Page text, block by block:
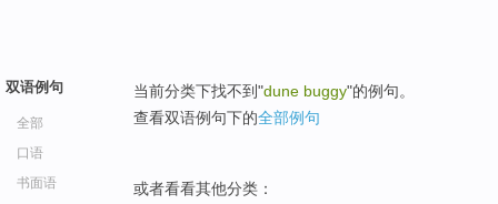
双语例句
全部
口语
书面语
当前分类下找不到"dune buggy"的例句。
查看双语例句下的全部例句
或者看看其他分类：